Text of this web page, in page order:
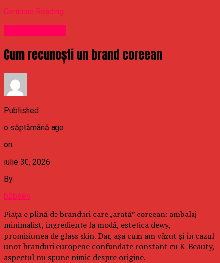
Continue Reading
Cum recunoști un brand coreean
Published
o săptămână ago
on
iulie 30, 2026
By
b2bseo
Piața e plină de branduri care „arată” coreean: ambalaj
minimalist, ingrediente la modă, estetica dewy,
promisiunea de glass skin. Dar, așa cum am văzut și în cazul
unor branduri europene confundate constant cu K-Beauty,
aspectul nu spune nimic despre origine.